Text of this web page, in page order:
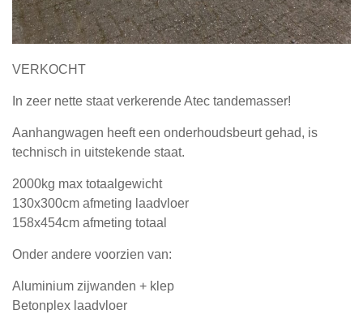
VERKOCHT
In zeer nette staat verkerende Atec tandemasser!
Aanhangwagen heeft een onderhoudsbeurt gehad, is
technisch in uitstekende staat.
2000kg max totaalgewicht
130x300cm afmeting laadvloer
158x454cm afmeting totaal
Onder andere voorzien van:
Aluminium zijwanden + klep
Betonplex laadvloer